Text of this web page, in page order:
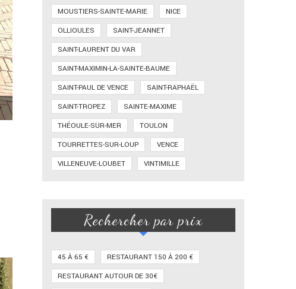
MOUSTIERS-SAINTE-MARIE
NICE
OLLIOULES
SAINT-JEANNET
SAINT-LAURENT DU VAR
SAINT-MAXIMIN-LA-SAINTE-BAUME
SAINT-PAUL DE VENCE
SAINT-RAPHAËL
SAINT-TROPEZ
SAINTE-MAXIME
THÉOULE-SUR-MER
TOULON
TOURRETTES-SUR-LOUP
VENCE
VILLENEUVE-LOUBET
VINTIMILLE
Rechercher par prix
45 À 65 €
RESTAURANT 150 À 200 €
RESTAURANT AUTOUR DE 30€